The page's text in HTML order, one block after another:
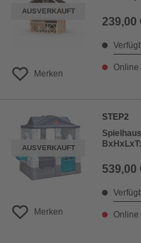
AUSVERKAUFT
Merken
239,00
Online
AUSVERKAUFT
Merken
STEP2
539,00
Online